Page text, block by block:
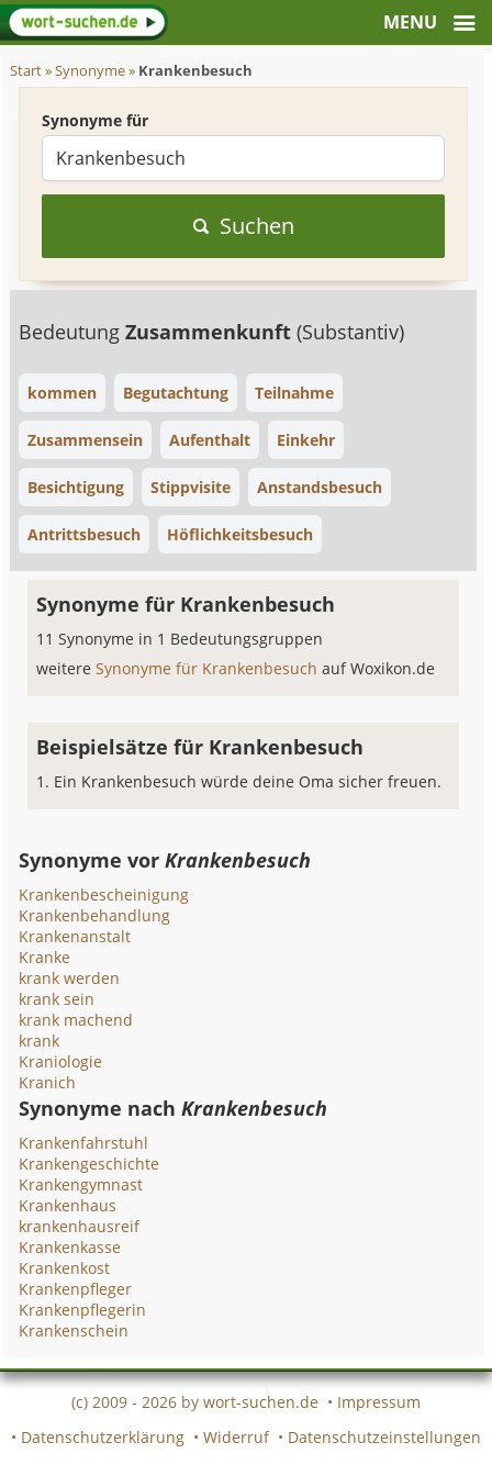
Start»Synonyme» Krankenbesuch
Synonyme für
Suchen
BedeutungZusammenkunft(Substantiv)
kommen Begutachtung Teilnahme
Zusammensein Aufenthalt Einkehr
Besichtigung Stippvisite Anstandsbesuch
Antrittsbesuch Höflichkeitsbesuch
Synonyme für Krankenbesuch
11 Synonyme in 1 Bedeutungsgruppen
weitereSynonyme für Krankenbesuchauf Woxikon.de
Beispielsätze für Krankenbesuch
Ein Krankenbesuch würde deine Oma sicher freuen.
Synonyme vorKrankenbesuch
Krankenbescheinigung
Krankenbehandlung
Krankenanstalt
Kranke
krank werden
krank sein
krank machend
krank
Kraniologie
Kranich
Synonyme nachKrankenbesuch
Krankenfahrstuhl
Krankengeschichte
Krankengymnast
Krankenhaus
krankenhausreif
Krankenkasse
Krankenkost
Krankenpfleger
Krankenpflegerin
Krankenschein
(c) 2009 - 2026 by wort-suchen.de • Impressum
• Datenschutzerklärung • Widerruf • Datenschutzeinstellungen